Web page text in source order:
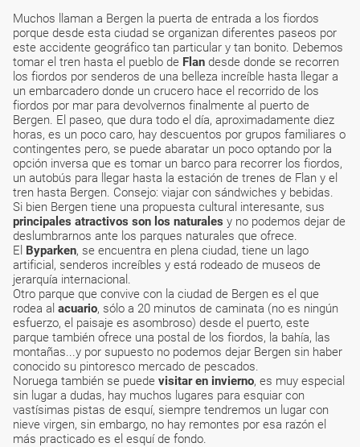
Muchos llaman a Bergen la puerta de entrada a los fiordos
porque desde esta ciudad se organizan diferentes paseos por
este accidente geográfico tan particular y tan bonito. Debemos
tomar el tren hasta el pueblo de Flan desde donde se recorren
los fiordos por senderos de una belleza increíble hasta llegar a
un embarcadero donde un crucero hace el recorrido de los
fiordos por mar para devolvernos finalmente al puerto de
Bergen. El paseo, que dura todo el día, aproximadamente diez
horas, es un poco caro, hay descuentos por grupos familiares o
contingentes pero, se puede abaratar un poco optando por la
opción inversa que es tomar un barco para recorrer los fiordos,
un autobús para llegar hasta la estación de trenes de Flan y el
tren hasta Bergen. Consejo: viajar con sándwiches y bebidas.
Si bien Bergen tiene una propuesta cultural interesante, sus
principales atractivos son los naturales y no podemos dejar de
deslumbrarnos ante los parques naturales que ofrece.
El Byparken, se encuentra en plena ciudad, tiene un lago
artificial, senderos increíbles y está rodeado de museos de
jerarquía internacional.
Otro parque que convive con la ciudad de Bergen es el que
rodea al acuario, sólo a 20 minutos de caminata (no es ningún
esfuerzo, el paisaje es asombroso) desde el puerto, este
parque también ofrece una postal de los fiordos, la bahía, las
montañas...y por supuesto no podemos dejar Bergen sin haber
conocido su pintoresco mercado de pescados.
Noruega también se puede visitar en invierno, es muy especial
sin lugar a dudas, hay muchos lugares para esquiar con
vastísimas pistas de esquí, siempre tendremos un lugar con
nieve virgen, sin embargo, no hay remontes por esa razón el
más practicado es el esquí de fondo.